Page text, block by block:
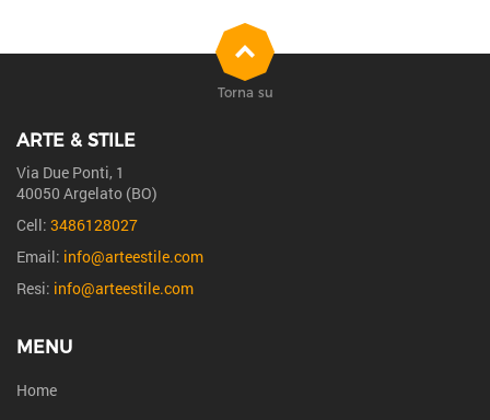
ARTE & STILE
Via Due Ponti, 1
40050 Argelato (BO)
Cell: 3486128027
Email: info@arteestile.com
Resi: info@arteestile.com
MENU
Home
Torna su